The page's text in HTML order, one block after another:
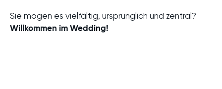
Sie mögen es vielfältig, ursprünglich und zentral?
Willkommen im Wedding!